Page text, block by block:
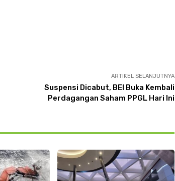
ARTIKEL SELANJUTNYA
Suspensi Dicabut, BEI Buka Kembali
Perdagangan Saham PPGL Hari Ini